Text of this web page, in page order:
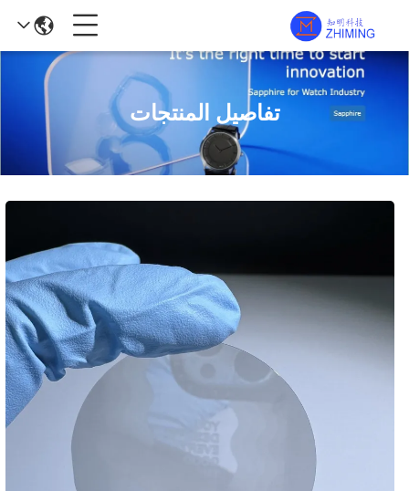
تفاصيل المنتجات